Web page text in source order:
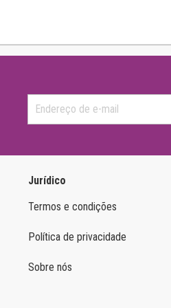
Jurídico
Termos e condições
Política de privacidade
Sobre nós